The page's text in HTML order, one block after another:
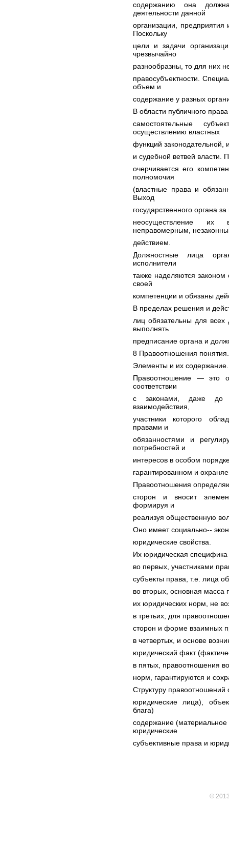
содержанию она
деятельности данной
организации,
Поскольку
цели и задачи
чрезвычайно
разнообразны, то для них
правосубъектности.
объем и
содержание у разных
В области публичного
самостоятельные
осуществлению властных
функций законодательной,
и судебной ветвей власти.
очерчивается его
полномочия
(властные права и
Выход
государственного органа
неосуществление их
неправомерным,
действием.
Должностные лица
исполнители
также наделяются
своей
компетенции и обязаны
В пределах решения и
лиц обязательны для всех
выполнять
предписание органа и
8 Правоотношения понятия.
Элементы и их содержание.
Правоотношение — это
соответствии
с законами, даже до
взаимодействия,
участники которого
правами и
обязанностями и
потребностей и
интересов в особом
гарантированном и
Правоотношения
сторон и вносит
формируя и
реализуя общественную
Оно имеет социально--
юридические свойства.
Их юридическая специфика
во первых, участниками
субъекты права, т.е. лица
во вторых, основная
их юридических норм, не
в третьих, для
сторон и форме взаимных
в четвертых, и основе
юридический факт
в пятых, правоотношения
норм, гарантируются и
Структуру
юридические лица),
блага)
содержание
юридические
субъективные права и
©